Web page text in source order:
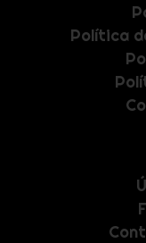
Política